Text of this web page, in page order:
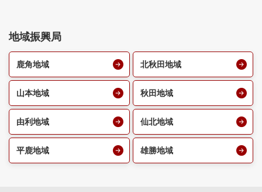
地域振興局
鹿角地域 北秋田地域
山本地域 秋田地域
由利地域 仙北地域
平鹿地域 雄勝地域